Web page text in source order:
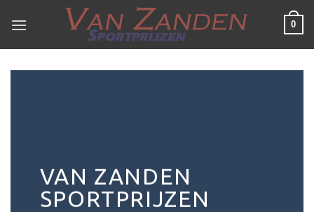
naar
0
VAN ZANDEN
SPORTPRIJZEN